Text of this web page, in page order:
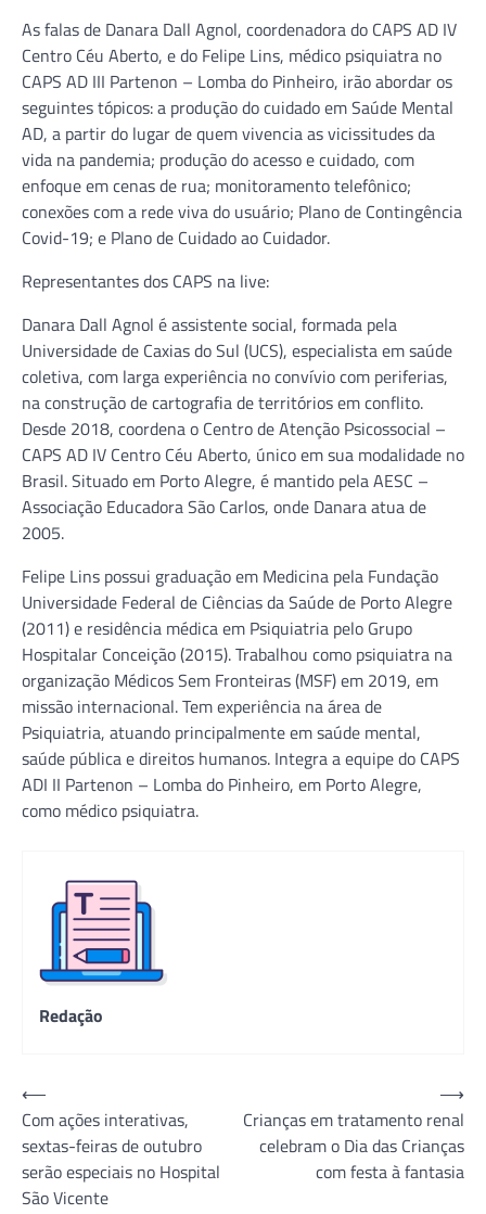
As falas de Danara Dall Agnol, coordenadora do CAPS AD IV
Centro Céu Aberto, e do Felipe Lins, médico psiquiatra no
CAPS AD III Partenon – Lomba do Pinheiro, irão abordar os
seguintes tópicos: a produção do cuidado em Saúde Mental
AD, a partir do lugar de quem vivencia as vicissitudes da
vida na pandemia; produção do acesso e cuidado, com
enfoque em cenas de rua; monitoramento telefônico;
conexões com a rede viva do usuário; Plano de Contingência
Covid-19; e Plano de Cuidado ao Cuidador.
Representantes dos CAPS na live:
Danara Dall Agnol é assistente social, formada pela
Universidade de Caxias do Sul (UCS), especialista em saúde
coletiva, com larga experiência no convívio com periferias,
na construção de cartografia de territórios em conflito.
Desde 2018, coordena o Centro de Atenção Psicossocial –
CAPS AD IV Centro Céu Aberto, único em sua modalidade no
Brasil. Situado em Porto Alegre, é mantido pela AESC –
Associação Educadora São Carlos, onde Danara atua de
2005.
Felipe Lins possui graduação em Medicina pela Fundação
Universidade Federal de Ciências da Saúde de Porto Alegre
(2011) e residência médica em Psiquiatria pelo Grupo
Hospitalar Conceição (2015). Trabalhou como psiquiatra na
organização Médicos Sem Fronteiras (MSF) em 2019, em
missão internacional. Tem experiência na área de
Psiquiatria, atuando principalmente em saúde mental,
saúde pública e direitos humanos. Integra a equipe do CAPS
ADI II Partenon – Lomba do Pinheiro, em Porto Alegre,
como médico psiquiatra.
Redação
Navegação
de
Post
⟵
Com ações interativas,
sextas-feiras de outubro
serão especiais no Hospital
São Vicente
Crianças em tratamento renal
celebram o Dia das Crianças
com festa à fantasia
⟶